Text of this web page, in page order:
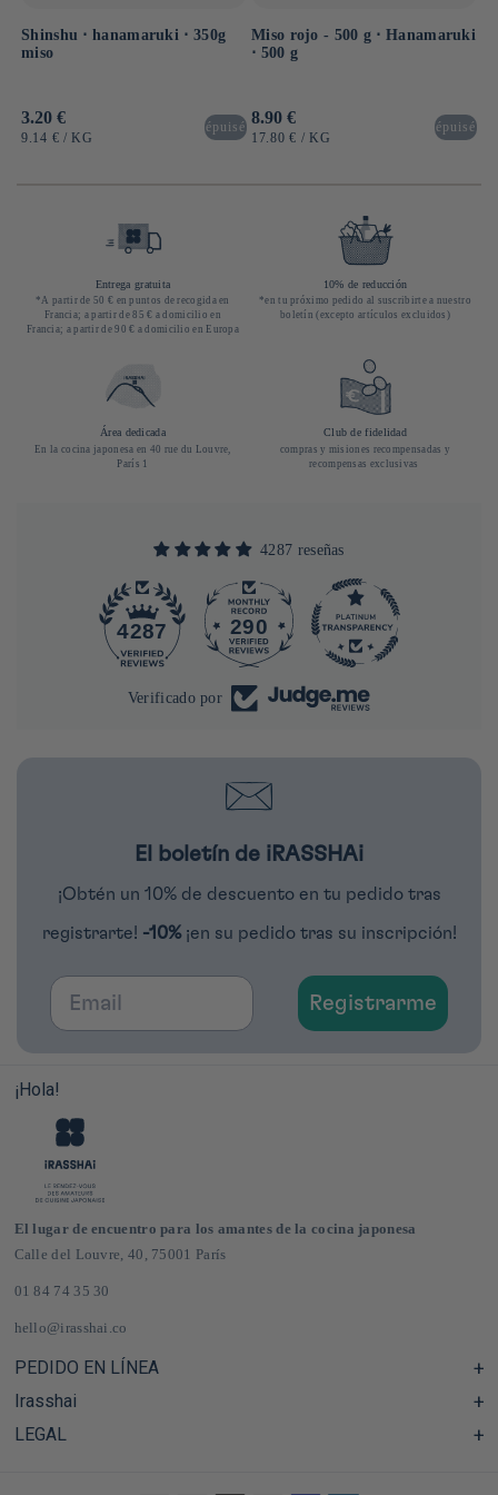
Shinshu ⋅ hanamaruki ⋅ 350g
miso
Precio
habitual
3.20 €
PRECIO
9.14 € / POR
KG
épuisé
Miso rojo - 500 g ⋅ Hanamaruki
⋅ 500 g
Precio
habitual
8.90 €
PRECIO
17.80 € / POR
KG
épuisé
Entrega gratuita
*A partir de 50 € en puntos de recogida en
Francia; a partir de 85 € a domicilio en
Francia; a partir de 90 € a domicilio en Europa
10% de reducción
*en tu próximo pedido al suscribirte a nuestro
boletín (excepto artículos excluidos)
Área dedicada
En la cocina japonesa en 40 rue du Louvre,
París 1
Club de fidelidad
compras y misiones recompensadas y
recompensas exclusivas
4287 reseñas
4287 290
Verificado por
El boletín de iRASSHAi
¡Obtén un 10% de descuento en tu pedido tras
registrarte! -10% ¡en su pedido tras su inscripción!
Email
Registrarme
¡Hola!
El lugar de encuentro para los amantes de la cocina japonesa
Calle del Louvre, 40, 75001 París
01 84 74 35 30
hello@irasshai.co
PEDIDO EN LÍNEA
Centro de ayuda y preguntas frecuentes
Envíos y gastos de envío en Francia y Europa
Irasshai
Horario de la sede de la calle del Louvre, 40, París
LEGAL